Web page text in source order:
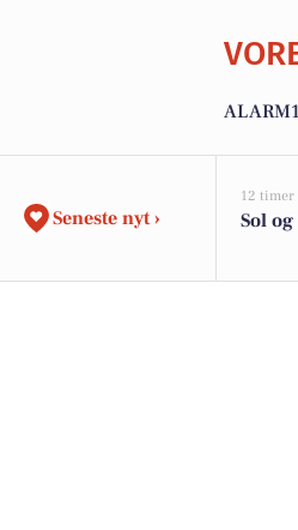
Seneste nyt ›
12 timer
Sol